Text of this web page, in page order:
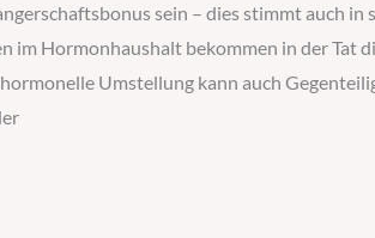
sein – dies stimmt auch in
im Hormonhaushalt bekommen in der Tat
Umstellung kann auch